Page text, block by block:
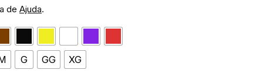
de Ajuda.
G GG XG